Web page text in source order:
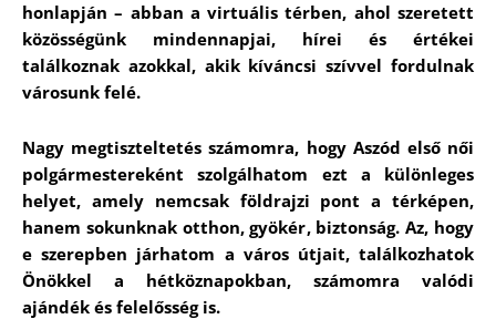
honlapján – abban a virtuális térben, ahol szeretett
közösségünk mindennapjai, hírei és értékei
találkoznak azokkal, akik kíváncsi szívvel fordulnak
városunk felé.
Nagy megtiszteltetés számomra, hogy Aszód első női
polgármestereként szolgálhatom ezt a különleges
helyet, amely nemcsak földrajzi pont a térképen,
hanem sokunknak otthon, gyökér, biztonság. Az, hogy
e szerepben járhatom a város útjait, találkozhatok
Önökkel a hétköznapokban, számomra valódi
ajándék és felelősség is.